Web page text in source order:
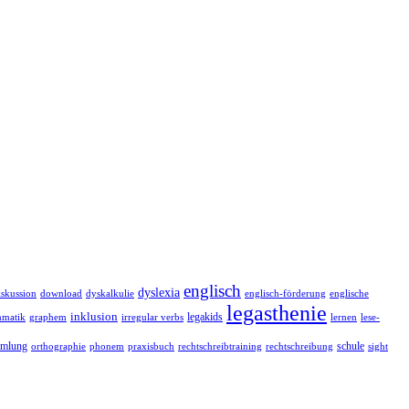
download dyskalkulie dyslexia englisch englisch-förderung englische
graphem inklusion irregular verbs legakids legasthenie lernen lese-
orthographie phonem praxisbuch rechtschreibtraining rechtschreibung schule sight